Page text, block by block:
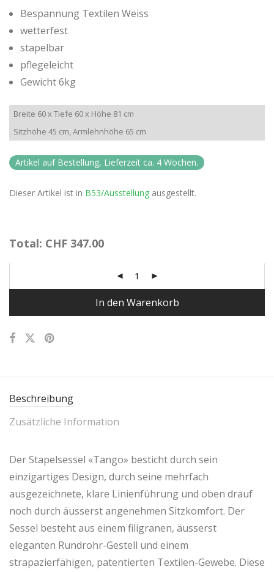
Bespannung Textilen Weiss
wetterfest
stapelbar
pflegeleicht
Gewicht 6kg
Breite 60 x Tiefe 60 x Höhe 81 cm
Sitzhöhe 45 cm, Armlehnhöhe 65 cm
Artikel auf Bestellung, Lieferzeit ca. 4 Wochen.
Dieser Artikel ist in B53/Ausstellung ausgestellt.
Total: CHF 347.00
In den Warenkorb
Beschreibung
Zusätzliche Information
Der Stapelsessel «Tango» besticht durch sein
einzigartiges Design, durch seine mehrfach
ausgezeichnete, klare Linienführung und oben drauf
noch durch äusserst angenehmen Sitzkomfort. Der
Sessel besteht aus einem filigranen, äusserst
eleganten Rundrohr-Gestell und einem
strapazierfähigen, patentierten Textilen-Gewebe. Diese